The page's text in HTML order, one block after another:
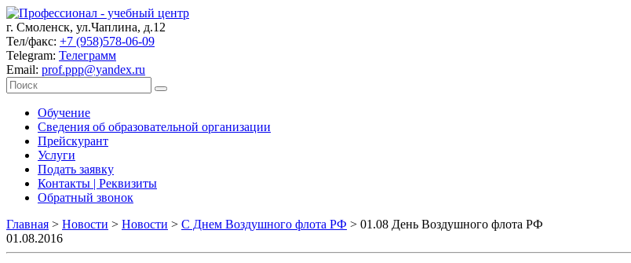
г. Смоленск, ул.Чаплина, д.12
Тел/факс: +7 (958)578-06-09
Telegram: Телеграмм
Email: prof.ppp@yandex.ru
Обучение
Сведения об образовательной организации
Прейскурант
Услуги
Подать заявку
Контакты | Реквизиты
Обратный звонок
Главная > Новости > Новости > C Днeм Воздушного флота РФ > 01.08 День Воздушного флота РФ
01.08.2016